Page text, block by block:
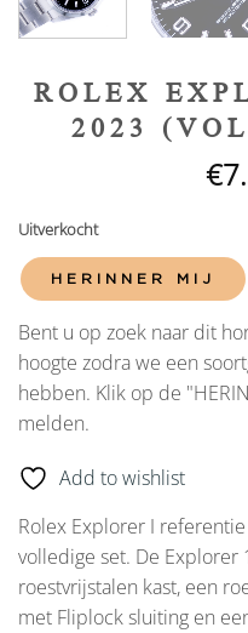
ROLEX
2023
€
Uitverkocht
HERINNER MIJ
Bent u op zoek naar dit
hoogte zodra we een
hebben. Klik op de
melden.
Add to wishlist
Rolex Explorer I
volledige set. De
roestvrijstalen kast, een
met Fliplock sluiting en